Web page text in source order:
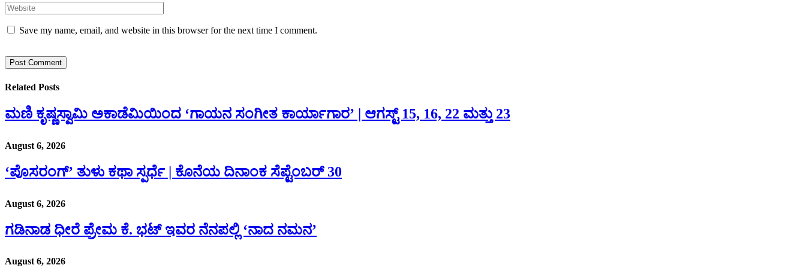
Save my name, email, and website in this browser for the next time I comment.
Related Posts
ಮಣಿ ಕೃಷ್ಣಸ್ವಾಮಿ ಅಕಾಡೆಮಿಯಿಂದ ‘ಗಾಯನ ಸಂಗೀತ ಕಾರ್ಯಾಗಾರ’ | ಆಗಸ್ಟ್ 15, 16, 22 ಮತ್ತು 23
August 6, 2026
‘ಪೊಸರಂಗ್’ ತುಳು ಕಥಾ ಸ್ಪರ್ಧೆ | ಕೊನೆಯ ದಿನಾಂಕ ಸೆಪ್ಟೆಂಬರ್ 30
August 6, 2026
ಗಡಿನಾಡ ಧೀರೆ ಪ್ರೇಮ ಕೆ. ಭಟ್ ಇವರ ನೆನಪಲ್ಲಿ ‘ನಾದ ನಮನ’
August 6, 2026